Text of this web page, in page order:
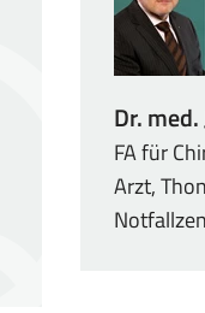
Dr.
FA für
Arzt,